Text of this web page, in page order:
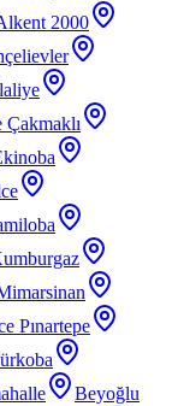
2000
Çakmaklı
Pınartepe
Beyoğlu